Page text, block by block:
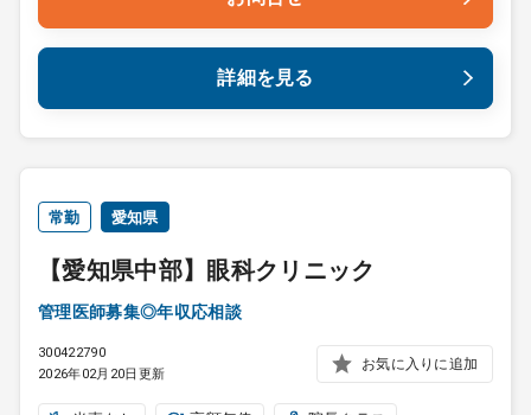
詳細を見る
常勤 愛知県
【愛知県中部】眼科クリニック
管理医師募集◎年収応相談
300422790
2026年02月20日更新
お気に入りに追加